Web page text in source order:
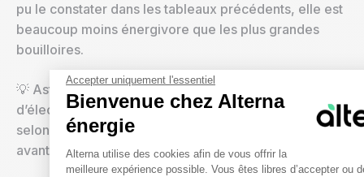
pu le constater dans les tableaux précédents, elle est
beaucoup moins énergivore que les plus grandes
bouilloires.
💡 Astuce : pour constater la consommation
d’électricité et l’efficacité énergétique des bouilloires
selon leurs modèles, jetez un œil à l’étiquette énergie
avant de choisir votre appareil !
Accepter uniquement l'essentiel
Bienvenue chez Alterna
énergie
Plateforme de Gestion du
Alterna utilise des cookies afin de vous offrir la
meilleure expérience possible. Vous êtes libres d’accepter ou